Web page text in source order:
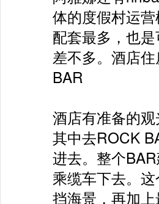
体的度假村运
配套最多，也
差不多。酒店
BAR
酒店有准备的
其中去ROCK
进去。整个
乘缆车下去。